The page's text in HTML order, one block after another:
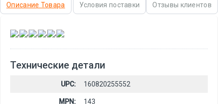
Описание Товара Условия поставки Отзывы клиентов
, , , , ,
Технические детали
UPC: 160820255552
MPN: 143